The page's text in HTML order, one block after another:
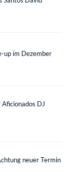
up im Dezember
DJ
neuer Termin